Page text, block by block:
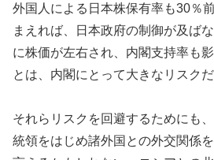
外国人による日本株保有率も30％
まえれば、日本政府の制御が及ば
に株価が左右され、内閣支持率も
とは、内閣にとって大きなリスクだ
それらリスクを回避するためにも
統領をはじめ諸外国との外交関係